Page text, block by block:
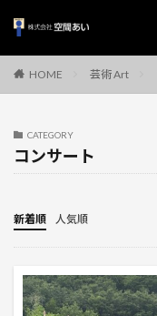
HOME 芸術 Art
CATEGORY
コンサート
新着順 人気順